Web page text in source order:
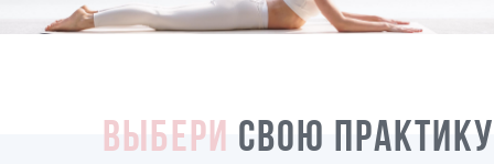
ВЫБЕРИ СВОЮ ПРАКТИКУ